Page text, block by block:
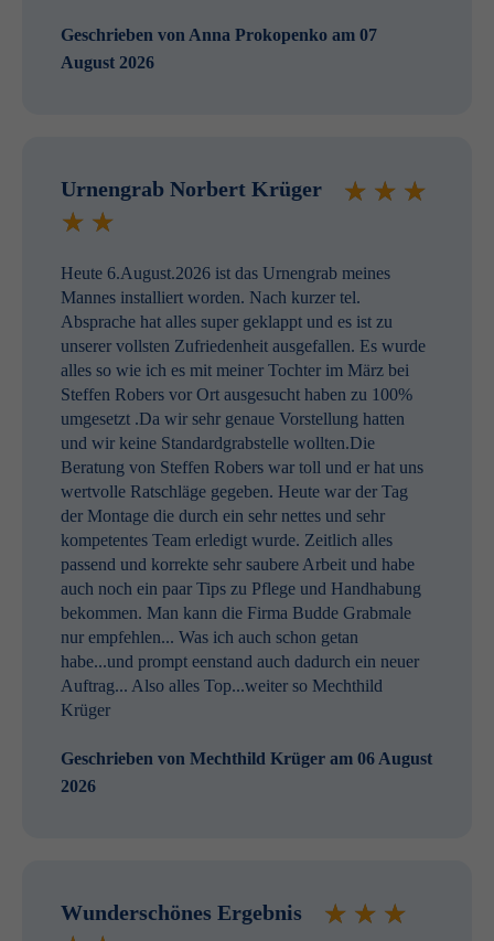
Geschrieben von Anna Prokopenko am 07
August 2026
Urnengrab Norbert Krüger
Heute 6.August.2026 ist das Urnengrab meines
Mannes installiert worden. Nach kurzer tel.
Absprache hat alles super geklappt und es ist zu
unserer vollsten Zufriedenheit ausgefallen. Es wurde
alles so wie ich es mit meiner Tochter im März bei
Steffen Robers vor Ort ausgesucht haben zu 100%
umgesetzt .Da wir sehr genaue Vorstellung hatten
und wir keine Standardgrabstelle wollten.Die
Beratung von Steffen Robers war toll und er hat uns
wertvolle Ratschläge gegeben. Heute war der Tag
der Montage die durch ein sehr nettes und sehr
kompetentes Team erledigt wurde. Zeitlich alles
passend und korrekte sehr saubere Arbeit und habe
auch noch ein paar Tips zu Pflege und Handhabung
bekommen. Man kann die Firma Budde Grabmale
nur empfehlen... Was ich auch schon getan
habe...und prompt eenstand auch dadurch ein neuer
Auftrag... Also alles Top...weiter so Mechthild
Krüger
Geschrieben von Mechthild Krüger am 06 August
2026
Wunderschönes Ergebnis